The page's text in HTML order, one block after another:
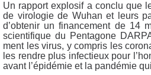
Un rap­port explo­sif a conclu que
de viro­lo­gie de Wuhan et leurs
d’ob­te­nir un finan­ce­ment de 14
scien­ti­fique du Penta­gone
ment les virus, y com­pris les
les rendre plus infec­tieux pour
avant l’é­pi­dé­mie et la pan­dé­mie